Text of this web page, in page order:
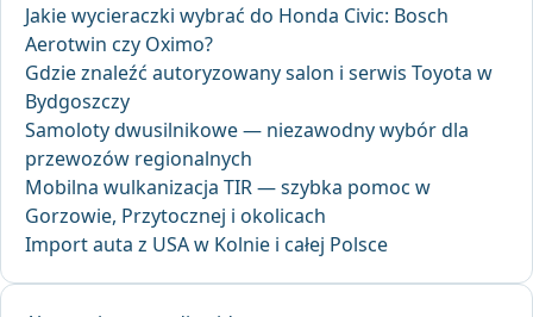
Jakie wycieraczki wybrać do Honda Civic: Bosch
Aerotwin czy Oximo?
Gdzie znaleźć autoryzowany salon i serwis Toyota w
Bydgoszczy
Samoloty dwusilnikowe — niezawodny wybór dla
przewozów regionalnych
Mobilna wulkanizacja TIR — szybka pomoc w
Gorzowie, Przytocznej i okolicach
Import auta z USA w Kolnie i całej Polsce